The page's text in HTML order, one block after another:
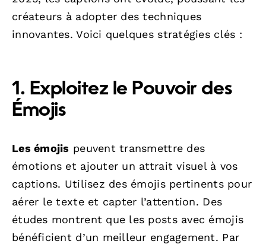
créateurs à adopter des techniques
innovantes. Voici quelques stratégies clés :
1. Exploitez le Pouvoir des
Émojis
Les émojis peuvent transmettre des
émotions et ajouter un attrait visuel à vos
captions. Utilisez des émojis pertinents pour
aérer le texte et capter l’attention. Des
études montrent que les posts avec émojis
bénéficient d’un meilleur engagement. Par